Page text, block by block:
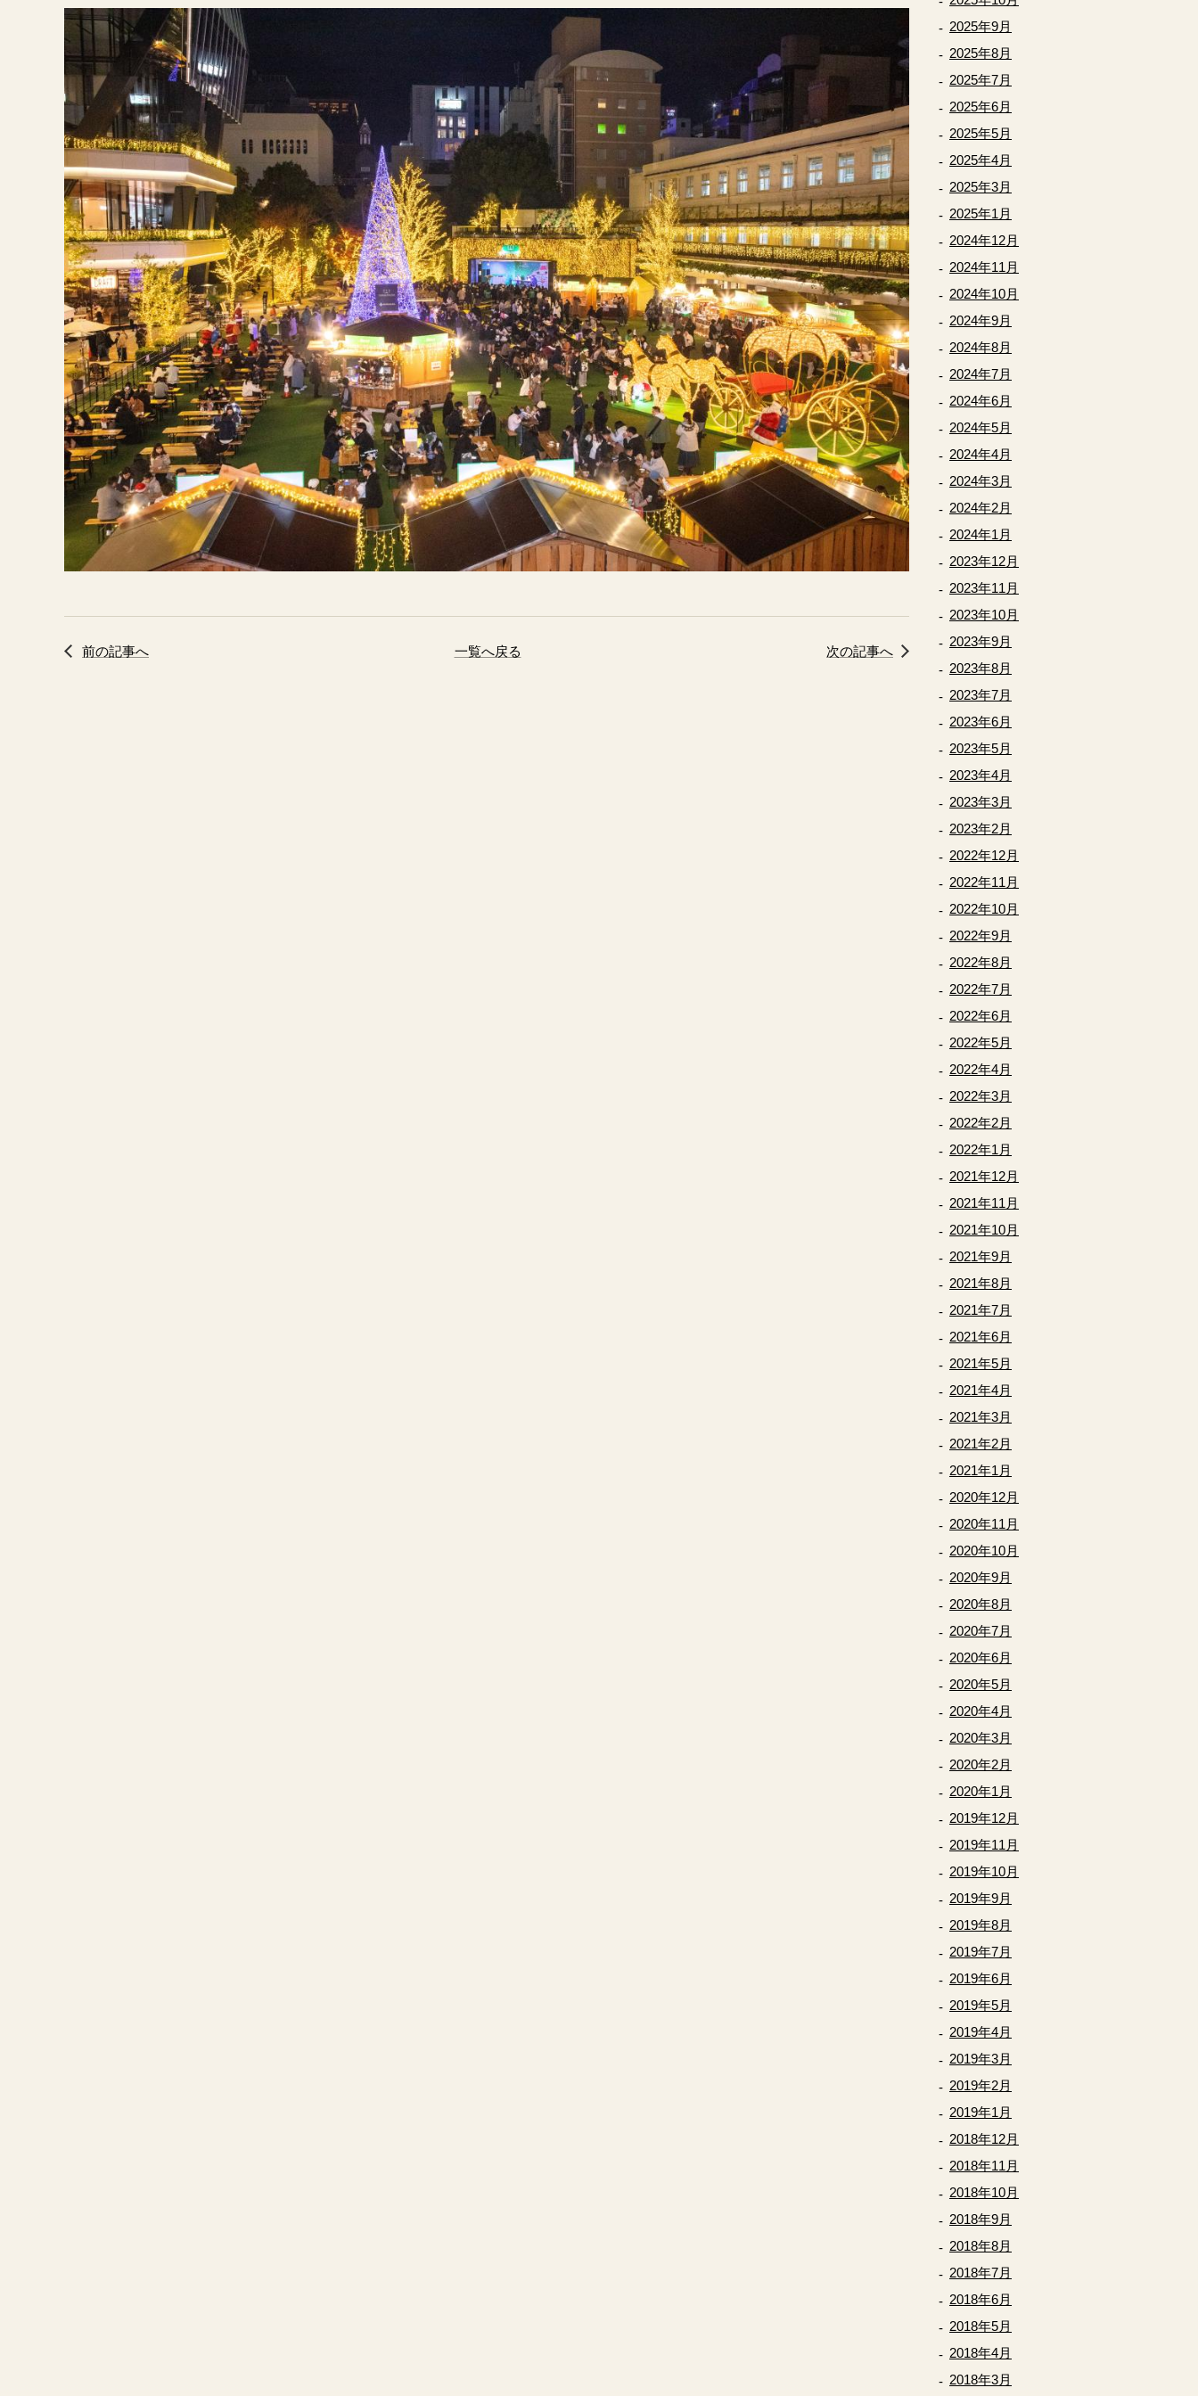
前の記事へ 一覧へ戻る 次の記事へ
2025年9月
2025年8月
2025年7月
2025年6月
2025年5月
2025年4月
2025年3月
2025年1月
2024年12月
2024年11月
2024年10月
2024年9月
2024年8月
2024年7月
2024年6月
2024年5月
2024年4月
2024年3月
2024年2月
2024年1月
2023年12月
2023年11月
2023年10月
2023年9月
2023年8月
2023年7月
2023年6月
2023年5月
2023年4月
2023年3月
2023年2月
2022年12月
2022年11月
2022年10月
2022年9月
2022年8月
2022年7月
2022年6月
2022年5月
2022年4月
2022年3月
2022年2月
2022年1月
2021年12月
2021年11月
2021年10月
2021年9月
2021年8月
2021年7月
2021年6月
2021年5月
2021年4月
2021年3月
2021年2月
2021年1月
2020年12月
2020年11月
2020年10月
2020年9月
2020年8月
2020年7月
2020年6月
2020年5月
2020年4月
2020年3月
2020年2月
2020年1月
2019年12月
2019年11月
2019年10月
2019年9月
2019年8月
2019年7月
2019年6月
2019年5月
2019年4月
2019年3月
2019年2月
2019年1月
2018年12月
2018年11月
2018年10月
2018年9月
2018年8月
2018年7月
2018年6月
2018年5月
2018年4月
2018年3月